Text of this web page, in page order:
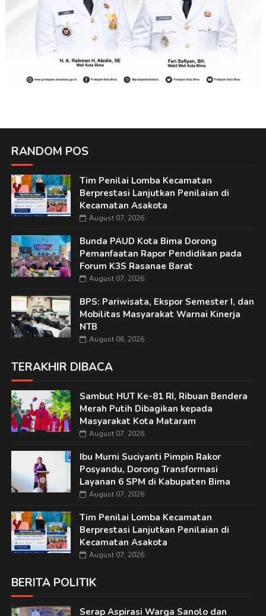
RANDOM POS
Tim Penilai Lomba Kecamatan
Berprestasi Lanjutkan Penilaian di
Kecamatan Asakota
August 07, 2026
Bunda PAUD Kota Bima Dorong
Pemanfaatan Rapor Pendidikan pada
Forum K3S Rasanae Barat
August 07, 2026
BPS: Pariwisata, Ekspor Semester I, dan
Mobilitas Masyarakat Warnai Kinerja
NTB
August 06, 2026
TERAKHIR DIBACA
Sambut HUT Ke-81 RI, Ribuan Bendera
Merah Putih Dibagikan kepada
Masyarakat Kota Mataram
August 07, 2026
Ibu Murni Suciyanti Pimpin Rakor
Posyandu, Dorong Transformasi
Layanan 6 SPM di Kabupaten Bima
August 07, 2026
Tim Penilai Lomba Kecamatan
Berprestasi Lanjutkan Penilaian di
Kecamatan Asakota
August 07, 2026
BERITA POLITIK
Serap Aspirasi Warga Sanolo dan